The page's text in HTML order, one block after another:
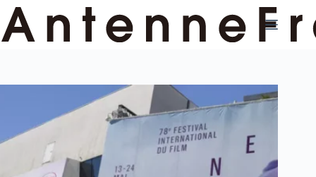
ン
テ
プ